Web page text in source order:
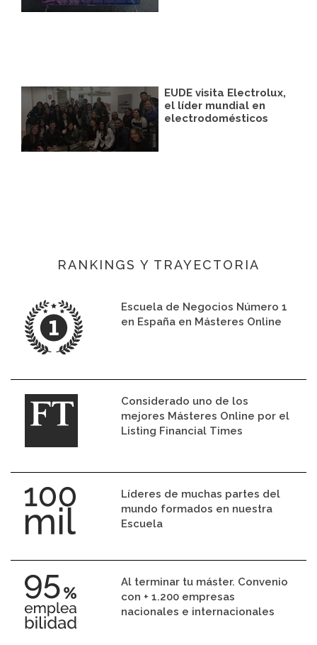
EUDE visita Electrolux,
el líder mundial en
electrodomésticos
RANKINGS Y TRAYECTORIA
Escuela de Negocios Número 1
en España en Másteres Online
Considerado uno de los
mejores Másteres Online por el
Listing Financial Times
Líderes de muchas partes del
mundo formados en nuestra
Escuela
Al terminar tu máster. Convenio
con + 1.200 empresas
nacionales e internacionales